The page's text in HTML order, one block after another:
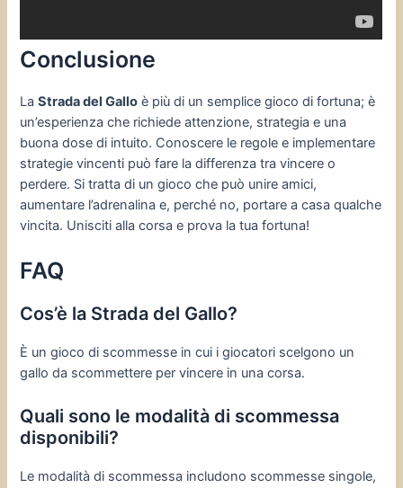
Conclusione
LaStrada del Gallo è più di un semplice gioco di fortuna; è
un’esperienza che richiede attenzione, strategia e una
buona dose di intuito. Conoscere le regole e implementare
strategie vincenti può fare la differenza tra vincere o
perdere. Si tratta di un gioco che può unire amici,
aumentare l’adrenalina e, perché no, portare a casa qualche
vincita. Unisciti alla corsa e prova la tua fortuna!
FAQ
Cos’è la Strada del Gallo?
È un gioco di scommesse in cui i giocatori scelgono un
gallo da scommettere per vincere in una corsa.
Quali sono le modalità di scommessa
disponibili?
Le modalità di scommessa includono scommesse singole,